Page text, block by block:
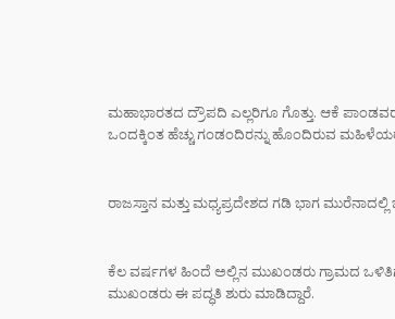
ಮಹಾಭಾರತದ ದ್ರೌಪದಿ ಎಲ್ಲರಿಗೂ ಗೊತ್ತು. ಆಕೆ
ಒಂದಕ್ಕಿಂತ ಹೆಚ್ಚು ಗಂಡಂದಿರನ್ನು ಹೊಂದಿರುವ
ರಾಜಸ್ತಾನ ಮತ್ತು ಮಧ್ಯಪ್ರದೇಶದ ಗಡಿ ಭಾಗ
ಕೆಲ ವರ್ಷಗಳ ಹಿಂದೆ ಅಲ್ಲಿನ ಮುಖಂಡರು ಗ್ರಾಮದ
ಮುಖಂಡರು ಈ ಪದ್ಧತಿ ಶುರು ಮಾಡಿದ್ದಾರೆ.